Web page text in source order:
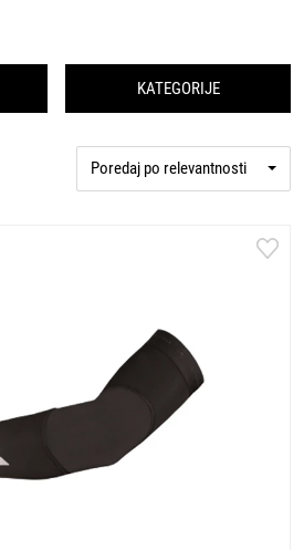
KATEGORIJE
Poredaj po relevantnosti